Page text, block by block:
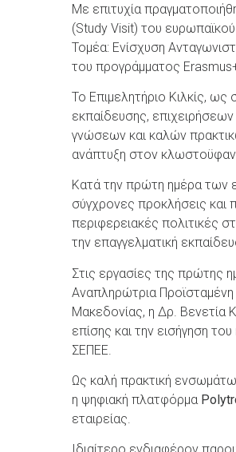
Με επιτυχία
(Study Visit) του
Τομέα: Ενίσχυση
του προγράμματος
Το Επιμελητήριο Κιλκίς,
εκπαίδευσης,
γνώσεων και καλών
ανάπτυξη στον
Κατά την πρώτη ημέρα των
σύγχρονες προκλήσεις και
περιφερειακές πολιτικές
την επαγγελματική
Στις εργασίες της πρώτης
Αναπληρώτρια
Μακεδονίας, η Δρ. Βενετία
επίσης και την εισήγηση
ΣΕΠΕΕ.
Ως καλή πρακτική
η ψηφιακή πλατφόρμα
εταιρείας.